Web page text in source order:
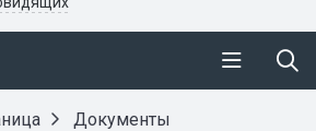
Документы